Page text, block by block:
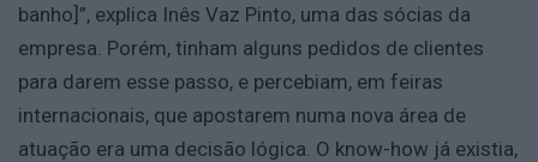
banho]”, explica Inês Vaz Pinto, uma das sócias da
empresa. Porém, tinham alguns pedidos de clientes
para darem esse passo, e percebiam, em feiras
internacionais, que apostarem numa nova área de
atuação era uma decisão lógica. O know-how já existia,